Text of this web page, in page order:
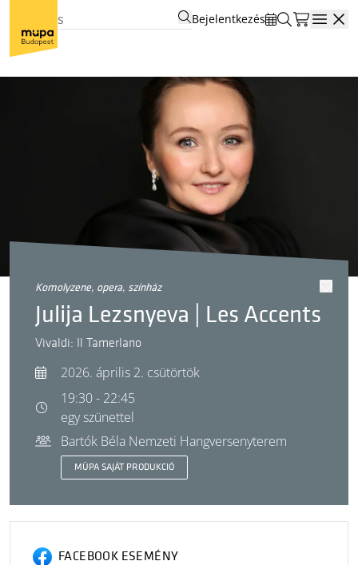
Bejelentkezés
komolyzene, opera, színház
Julija Lezsnyeva | Les Accents
Vivaldi: Il Tamerlano
2026. április 2. csütörtök
19:30 - 22:45
egy szünettel
Bartók Béla Nemzeti Hangversenyterem
MÜPA SAJÁT PRODUKCIÓ
FACEBOOK ESEMÉNY